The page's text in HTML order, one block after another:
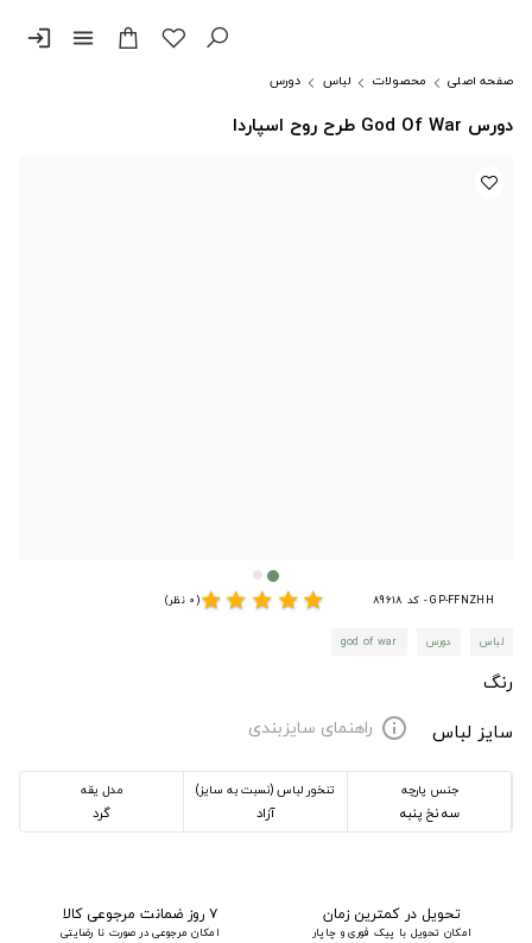
menu
login
صفحه اصلی محصولات لباس دورس
دورس God Of War طرح روح اسپاردا
GP-FFNZHH - کد 89618 star
star
star
star
star(0 نظر)
لباس دورس god of war
رنگ
سایز لباس
info راهنمای سایزبندی
جنس پارچه
سه نخ پنبه
تنخور لباس (نسبت به سایز)
آزاد
مدل یقه
گرد
تحویل در کمترین زمان
امکان تحویل با پیک فوری و چاپار
۷ روز ضمانت مرجوعی کالا
امکان مرجوعی در صورت نا رضایتی